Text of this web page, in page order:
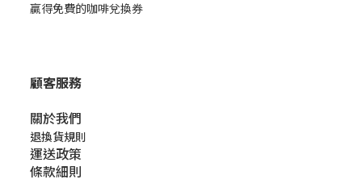
贏得免費的咖啡兌換券
顧客服務
關於我們​
退換貨規則
運送政策
條款細則